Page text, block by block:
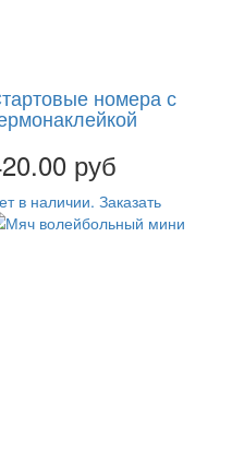
номера с
руб
в наличии. Заказать